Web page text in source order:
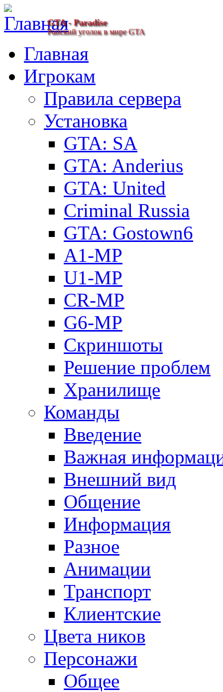
GTA - Paradise
Райский уголок в мире GTA
Главная
Игрокам
Правила сервера
Установка
GTA: SA
GTA: Anderius
GTA: United
Criminal Russia
GTA: Gostown6
A1-MP
U1-MP
CR-MP
G6-MP
Скриншоты
Решение проблем
Хранилище
Команды
Введение
Важная
Внешний вид
Общение
Информация
Разное
Анимации
Транспорт
Клиентские
Цвета ников
Персонажи
Общее